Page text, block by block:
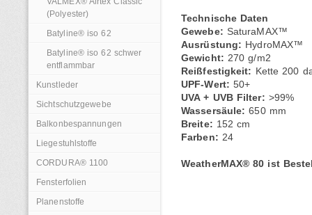
(Polyester)
Batyline® iso 62
Batyline® iso 62 schwer
entflammbar
Kunstleder
Sichtschutzgewebe
Balkonbespannungen
Liegestuhlstoffe
CORDURA® 1100
Fensterfolien
Planenstoffe
Technische Daten
Gewebe: SaturaMAX™
Ausrüstung: HydroMAX™
Gewicht: 270 g/m2
Reißfestigkeit: Kette 200
UPF-Wert: 50+
UVA + UVB Filter: >99%
Wassersäule: 650 mm
Breite: 152 cm
Farben: 24
WeatherMAX® 80 ist